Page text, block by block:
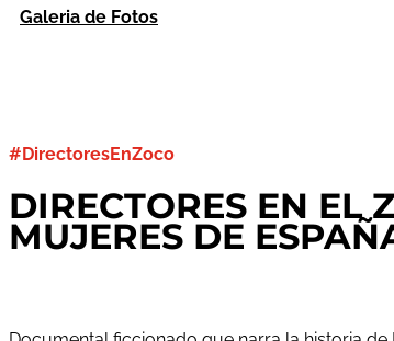
Galeria de Fotos
#DirectoresEnZoco
DIRECTORES EN EL
MUJERES DE